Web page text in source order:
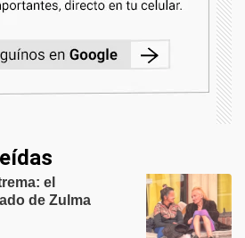
el
de Zulma